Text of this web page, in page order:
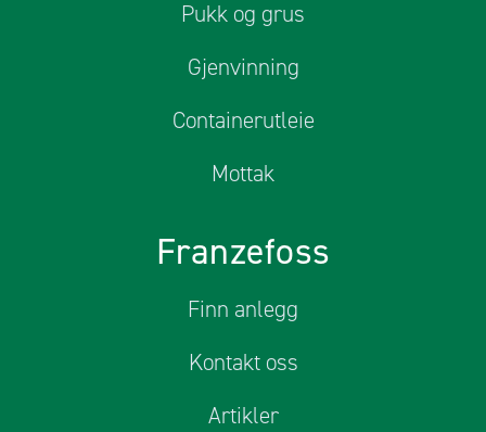
Pukk og grus
Gjenvinning
Containerutleie
Mottak
Franzefoss
Finn anlegg
Kontakt oss
Artikler